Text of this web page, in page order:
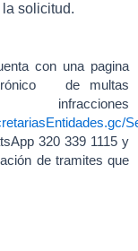
solicitud.
con una pagina
de multas
320 339 1115 y
de tramites que